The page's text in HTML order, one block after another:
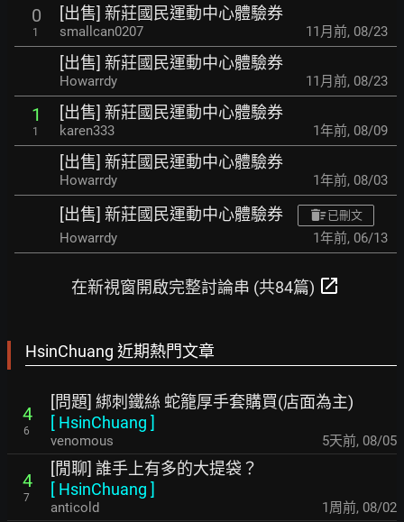
0
1
[出售] 新莊國民運動中心體驗券
smallcan0207 11月前, 08/23
[出售] 新莊國民運動中心體驗券
Howarrdy 11月前, 08/23
1
1
[出售] 新莊國民運動中心體驗券
karen333 1年前, 08/09
[出售] 新莊國民運動中心體驗券
Howarrdy 1年前, 08/03
[出售] 新莊國民運動中心體驗券 已刪文
Howarrdy 1年前, 06/13
在新視窗開啟完整討論串 (共84篇) open_in_new
HsinChuang 近期熱門文章
4
6
[問題] 綁刺鐵絲 蛇籠厚手套購買(店面為主)
[ HsinChuang ]
venomous 5天前, 08/05
4
7
[閒聊] 誰手上有多的大提袋？
[ HsinChuang ]
anticold 1周前, 08/02